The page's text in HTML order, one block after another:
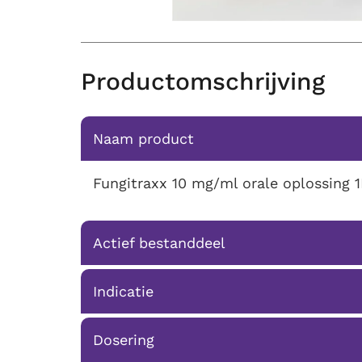
Productomschrijving
Naam product
Fungitraxx 10 mg/ml orale oplossing
Actief bestanddeel
Indicatie
Dosering